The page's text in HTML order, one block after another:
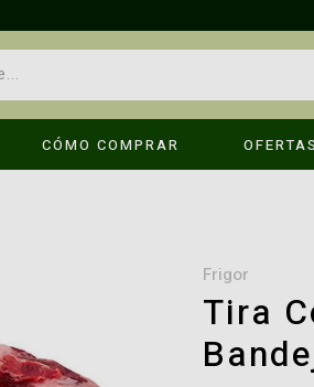
Compruebe los términos introducidos.
CÓMO COMPRAR
frigor
Tira